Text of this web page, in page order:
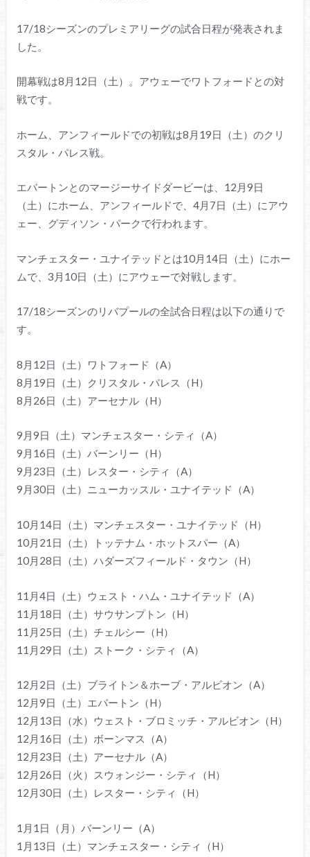
17/18シーズンのプレミアリーグの試合日程が発表されま
した。
開幕戦は8月12日（土）。アウェーでワトフォードとの対
戦です。
ホーム、アンフィールドでの初戦は8月19日（土）のクリ
スタル・パレス戦。
エバートンとのマージーサイドダービーは、12月9日
（土）にホーム、アンフィールドで、4月7日（土）にアウ
ェー、グディソン・パークで行われます。
マンチェスター・ユナイテッドとは10月14日（土）にホー
ムで、3月10日（土）にアウェーで対戦します。
17/18シーズンのリバプールの全試合日程は以下の通りで
す。
8月12日（土）ワトフォード（A）
8月19日（土）クリスタル・パレス（H）
8月26日（土）アーセナル（H）
9月9日（土）マンチェスター・シティ（A）
9月16日（土）バーンリー（H）
9月23日（土）レスター・シティ（A）
9月30日（土）ニューカッスル・ユナイテッド（A）
10月14日（土）マンチェスター・ユナイテッド（H）
10月21日（土）トッテナム・ホットスパー（A）
10月28日（土）ハダーズフィールド・タウン（H）
11月4日（土）ウェスト・ハム・ユナイテッド（A）
11月18日（土）サウサンプトン（H）
11月25日（土）チェルシー（H）
11月29日（土）ストーク・シティ（A）
12月2日（土）ブライトン＆ホーブ・アルビオン（A）
12月9日（土）エバートン（H）
12月13日（水）ウェスト・ブロミッチ・アルビオン（H）
12月16日（土）ボーンマス（A）
12月23日（土）アーセナル（A）
12月26日（火）スウォンジー・シティ（H）
12月30日（土）レスター・シティ（H）
1月1日（月）バーンリー（A）
1月13日（土）マンチェスター・シティ（H）